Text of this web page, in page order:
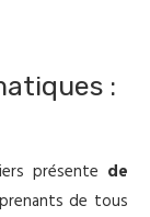
:
présente de
de tous